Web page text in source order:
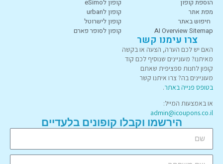
הוספת קופון
מפת אתר
חיפוש באתר
AI Overview Sitemap
קופון לeSimo
קופון לurban
קופון לישרוטל
קופון לסופר פארם
צרו עימנו קשר
האם יש לכם הערה, הצעה או בקשה
מאיתנו? מעוניינים שנוסיף לכם קוד
קופון לחנות ספציפית שאתם
מעוניינים בה? צרו איתנו קשר
בטופס פנייה באתר.
או באמצעות המייל:
admin@icoupons.co.il
הירשמו וקבלו קופונים בלעדיים